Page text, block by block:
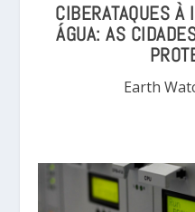
CIBERATAQUES À
ÁGUA: AS
Earth